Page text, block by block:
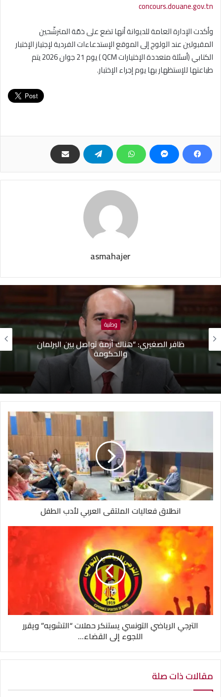
concours.douane.gov.tn
وأكدت الإدارة العامة للديوانة أنها تضع على ذمّة المترشّحين
المقبولين عند الولوج إلى الموقع الإستدعاءات الفردية لإجتياز الإختبار
الكتابي (أسئلة متعددة الإختيارات QCM ) يوم 21 جوان 2026 يتم
طباعتها للإستظهار بها يوم إجراء الإختبار.
asmahajer
وطنية
ظافر الصغيري: “هناك أزمة تواصل بين البرلمان
والحكومة
انطلاق فعاليات الملتقى العربي لأدب الطفل
الترجي الرياضي التونسي يستنكر حملات “التشويه” ويقرر
اللجوء إلى القضاء...
مقالات ذات صلة